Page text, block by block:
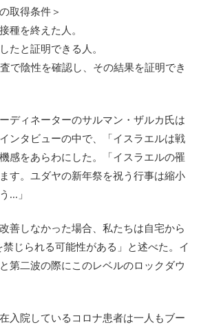
取得条件＞
種を終えた人。
たと証明できる人。
で陰性を確認し、その結果を証明でき
ディネーターのサルマン・ザルカ氏は
ンタビューの中で、「イスラエルは戦
感をあらわにした。「イスラエルの罹
す。ユダヤの新年祭を祝う行事は縮小
...」
善しなかった場合、私たちは自宅から
じられる可能性がある」と述べた。イ
第二波の際にこのレベルのロックダウ
入院しているコロナ患者は一人もブー